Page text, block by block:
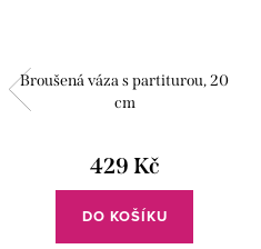
Broušená váza s partiturou, 20
cm
429 Kč
DO KOŠÍKU